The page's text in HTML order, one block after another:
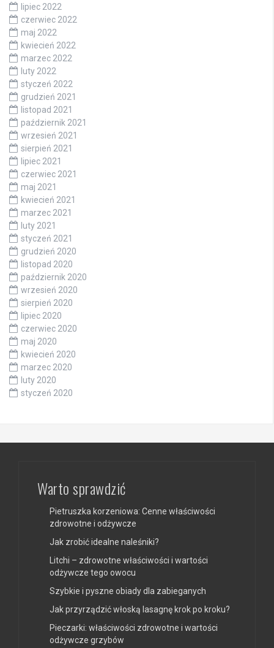
lipiec 2022
czerwiec 2022
maj 2022
kwiecień 2022
marzec 2022
luty 2022
styczeń 2022
grudzień 2021
listopad 2021
październik 2021
wrzesień 2021
sierpień 2021
lipiec 2021
czerwiec 2021
maj 2021
kwiecień 2021
marzec 2021
luty 2021
styczeń 2021
grudzień 2020
listopad 2020
październik 2020
wrzesień 2020
sierpień 2020
lipiec 2020
czerwiec 2020
maj 2020
kwiecień 2020
marzec 2020
luty 2020
styczeń 2020
Warto sprawdzić
Pietruszka korzeniowa: Cenne właściwości
zdrowotne i odżywcze
Jak zrobić idealne naleśniki?
Litchi – zdrowotne właściwości i wartości
odżywcze tego owocu
Szybkie i pyszne obiady dla zabieganych
Jak przyrządzić włoską lasagnę krok po kroku?
Pieczarki: właściwości zdrowotne i wartości
odżywcze grzybów